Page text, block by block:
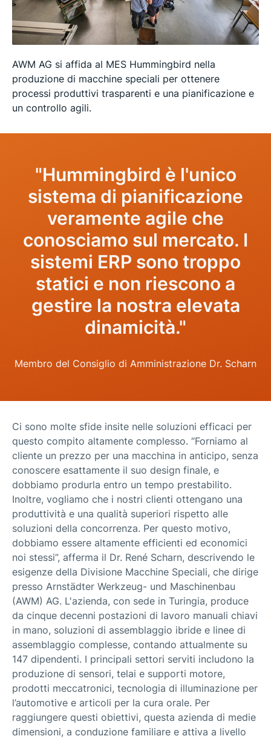
AWM AG si affida al MES Hummingbird nella
produzione di macchine speciali per ottenere
processi produttivi trasparenti e una pianificazione e
un controllo agili.
"Hummingbird è l'unico
sistema di pianificazione
veramente agile che
conosciamo sul mercato. I
sistemi ERP sono troppo
statici e non riescono a
gestire la nostra elevata
dinamicità."
Membro del Consiglio di Amministrazione Dr. Scharn
Ci sono molte sfide insite nelle soluzioni efficaci per
questo compito altamente complesso. “Forniamo al
cliente un prezzo per una macchina in anticipo, senza
conoscere esattamente il suo design finale, e
dobbiamo produrla entro un tempo prestabilito.
Inoltre, vogliamo che i nostri clienti ottengano una
produttività e una qualità superiori rispetto alle
soluzioni della concorrenza. Per questo motivo,
dobbiamo essere altamente efficienti ed economici
noi stessi”, afferma il Dr. René Scharn, descrivendo le
esigenze della Divisione Macchine Speciali, che dirige
presso Arnstädter Werkzeug- und Maschinenbau
(AWM) AG. L'azienda, con sede in Turingia, produce
da cinque decenni postazioni di lavoro manuali chiavi
in mano, soluzioni di assemblaggio ibride e linee di
assemblaggio complesse, contando attualmente su
147 dipendenti. I principali settori serviti includono la
produzione di sensori, telai e supporti motore,
prodotti meccatronici, tecnologia di illuminazione per
l’automotive e articoli per la cura orale. Per
raggiungere questi obiettivi, questa azienda di medie
dimensioni, a conduzione familiare e attiva a livello